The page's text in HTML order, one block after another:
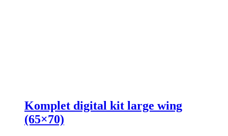
Komplet digital kit large wing
(65×70)